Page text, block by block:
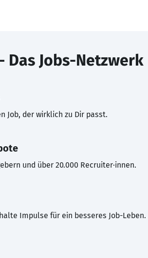
Das Jobs-Netzwerk
Job, der wirklich zu Dir passt.
und über 20.000 Recruiter·innen.
Impulse für ein besseres Job-Leben.